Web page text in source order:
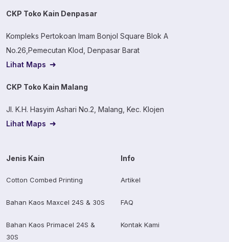
CKP Toko Kain Denpasar
Kompleks Pertokoan Imam Bonjol Square Blok A
No.26,Pemecutan Klod, Denpasar Barat
Lihat Maps
CKP Toko Kain Malang
Jl. K.H. Hasyim Ashari No.2, Malang, Kec. Klojen
Lihat Maps
Jenis Kain
Cotton Combed Printing
Bahan Kaos Maxcel 24S & 30S
Bahan Kaos Primacel 24S &
30S
Info
Artikel
FAQ
Kontak Kami